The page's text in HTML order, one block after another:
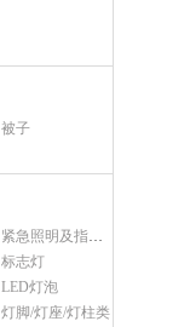
被子
紧急照明及指示灯
标志灯
LED灯泡
灯脚/灯座/灯柱类